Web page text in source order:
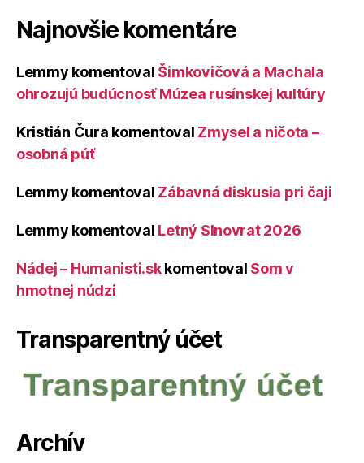
Najnovšie komentáre
Lemmy komentoval Šimkovičová a Machala
ohrozujú budúcnosť Múzea rusínskej kultúry
Kristián Čura komentoval Zmysel a ničota –
osobná púť
Lemmy komentoval Zábavná diskusia pri čaji
Lemmy komentoval Letný Slnovrat 2026
Nádej – Humanisti.skkomentoval Som v
hmotnej núdzi
Transparentný účet
Archív